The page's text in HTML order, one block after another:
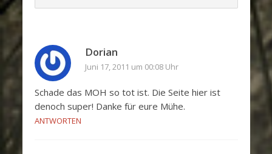
Dorian
Juni 17, 2011 um 00:08 Uhr
Schade das MOH so tot ist. Die Seite hier ist
denoch super! Danke für eure Mühe.
ANTWORTEN